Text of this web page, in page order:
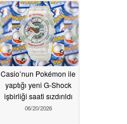
Casio’nun Pokémon ile
yaptığı yeni G-Shock
işbirliği saati sızdırıldı
06/20/2026